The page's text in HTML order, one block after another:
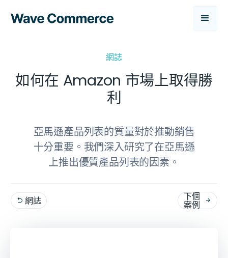
網誌
如何在 Amazon 市場上取得勝
利
亞馬遜產品列表的質量對於推動銷售
十分重要。我們深入研究了在亞馬遜
上推出優質產品列表的因素。
 網誌
下個
案例
